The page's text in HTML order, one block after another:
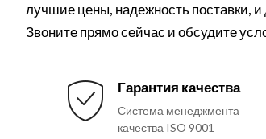
лучшие цены, надежность поставки,
Звоните прямо сейчас и обсудите
Гарантия качества
Система менеджмента
качества ISO 9001